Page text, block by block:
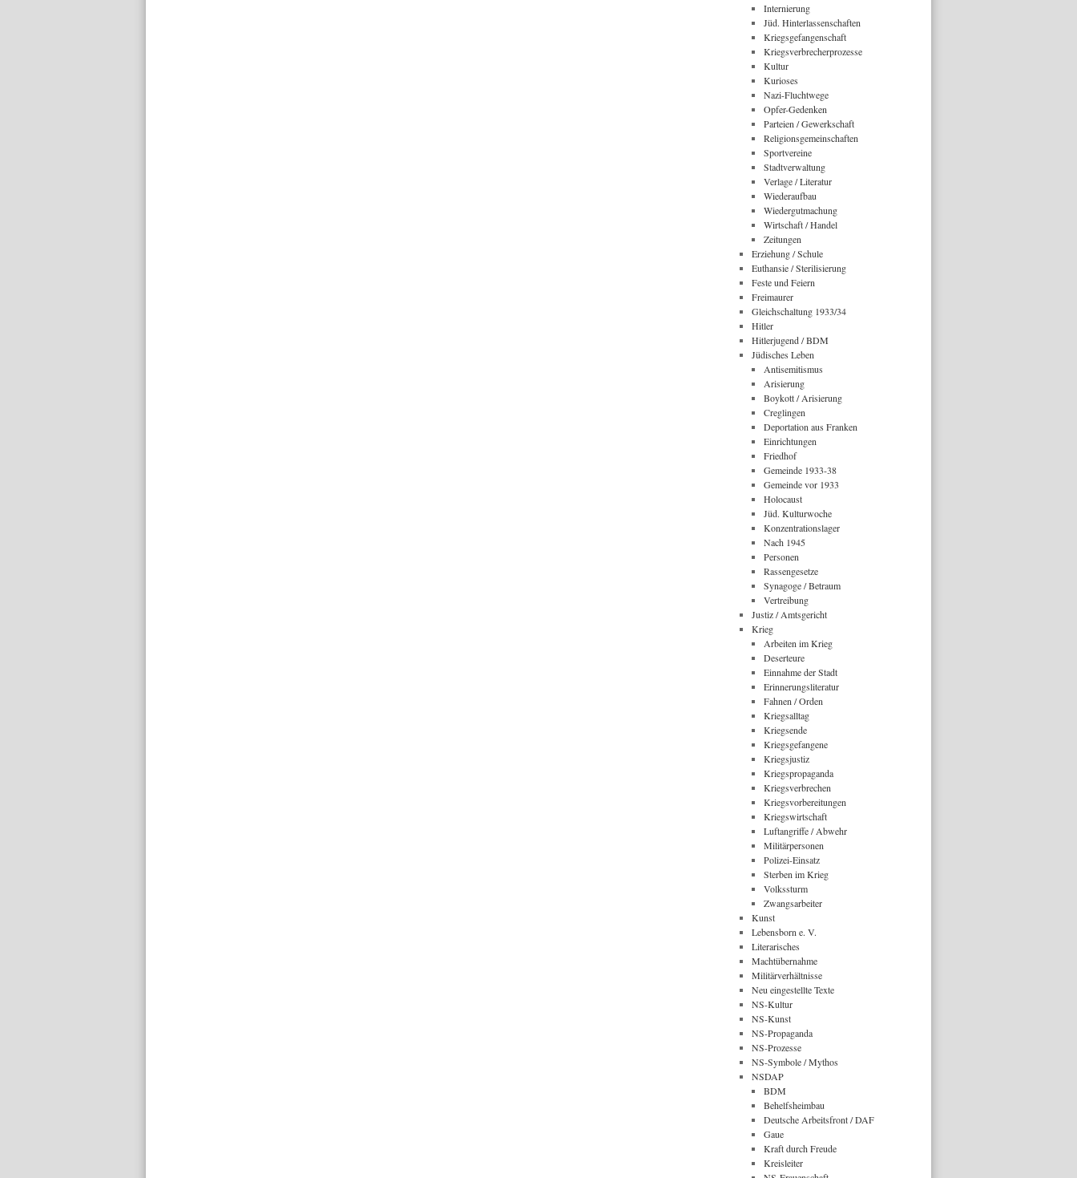
Internierung
Jüd. Hinterlassenschaften
Kriegsgefangenschaft
Kriegsverbrecherprozesse
Kultur
Kurioses
Nazi-Fluchtwege
Opfer-Gedenken
Parteien / Gewerkschaft
Religionsgemeinschaften
Sportvereine
Stadtverwaltung
Verlage / Literatur
Wiederaufbau
Wiedergutmachung
Wirtschaft / Handel
Zeitungen
Erziehung / Schule
Euthansie / Sterilisierung
Feste und Feiern
Freimaurer
Gleichschaltung 1933/34
Hitler
Hitlerjugend / BDM
Jüdisches Leben
Antisemitismus
Arisierung
Boykott / Arisierung
Creglingen
Deportation aus Franken
Einrichtungen
Friedhof
Gemeinde 1933-38
Gemeinde vor 1933
Holocaust
Jüd. Kulturwoche
Konzentrationslager
Nach 1945
Personen
Rassengesetze
Synagoge / Betraum
Vertreibung
Justiz / Amtsgericht
Krieg
Arbeiten im Krieg
Deserteure
Einnahme der Stadt
Erinnerungsliteratur
Fahnen / Orden
Kriegsalltag
Kriegsende
Kriegsgefangene
Kriegsjustiz
Kriegspropaganda
Kriegsverbrechen
Kriegsvorbereitungen
Kriegswirtschaft
Luftangriffe / Abwehr
Militärpersonen
Polizei-Einsatz
Sterben im Krieg
Volkssturm
Zwangsarbeiter
Kunst
Lebensborn e. V.
Literarisches
Machtübernahme
Militärverhältnisse
Neu eingestellte Texte
NS-Kultur
NS-Kunst
NS-Propaganda
NS-Prozesse
NS-Symbole / Mythos
NSDAP
BDM
Behelfsheimbau
Deutsche Arbeitsfront / DAF
Gaue
Kraft durch Freude
Kreisleiter